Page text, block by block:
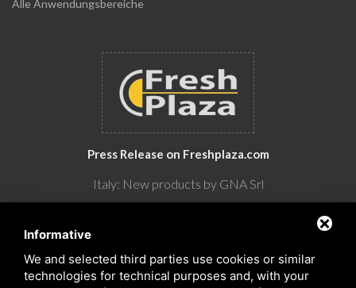
Alle Anwendungsbereiche
Press Release on Freshplaza.com
Italy: New products by GNA Srl
Informative
We and selected third parties use cookies or similar
technologies for technical purposes and, with your